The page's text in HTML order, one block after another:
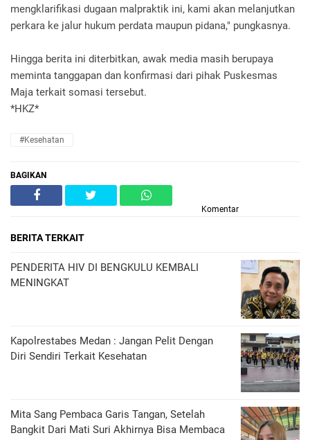
mengklarifikasi dugaan malpraktik ini, kami akan melanjutkan
perkara ke jalur hukum perdata maupun pidana," pungkasnya.
Hingga berita ini diterbitkan, awak media masih berupaya
meminta tanggapan dan konfirmasi dari pihak Puskesmas
Maja terkait somasi tersebut.
*HKZ*
#Kesehatan
BAGIKAN
Komentar
BERITA TERKAIT
PENDERITA HIV DI BENGKULU KEMBALI
MENINGKAT
Kapolrestabes Medan : Jangan Pelit Dengan
Diri Sendiri Terkait Kesehatan
Mita Sang Pembaca Garis Tangan, Setelah
Bangkit Dari Mati Suri Akhirnya Bisa Membaca